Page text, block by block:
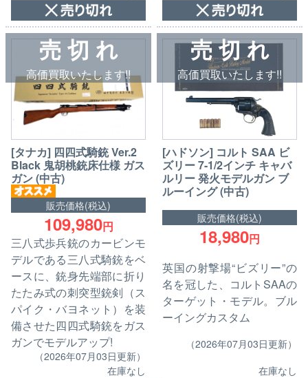
売 切 れ
高価買取いたします!!
[タナカ] 四四式騎銃 Ver.2
Black 鬼胡桃銃床仕様 ガス
ガン (中古)
販売価格(税込)
109,980円
三八式歩兵銃のカービンモ
デルである三八式騎銃をベ
ースに、銃身先端部に折り
たたみ式の刺突型銃剣（ス
パイク・バヨネット）を装
備させた四四式騎銃をガス
ガンでモデルアップ!
（2026年07月03日更新）
在庫なし
売 切 れ
高価買取いたします!!
[ハドソン] コルト SAA ビ
ズリー 7-1/2インチ キャバ
ルリー 発火モデルガン ブ
ルーイング (中古)
販売価格(税込)
18,980円
英国の射撃場“ビズリー”の
名を冠した、コルトSAAの
ターゲット・モデル。ブル
ーイングカスタム
（2026年07月03日更新）
在庫なし